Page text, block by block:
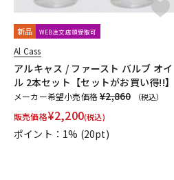
新品 WEB注文店頭受取可
Al Cass
アルキャス / ファースト バルブ オイ
ル 2本セット【セットがお買い得!!】
メーカー希望小売価格¥2,860 （税込）
販売価格¥2,200(税込)
ポイント：1% (20pt)